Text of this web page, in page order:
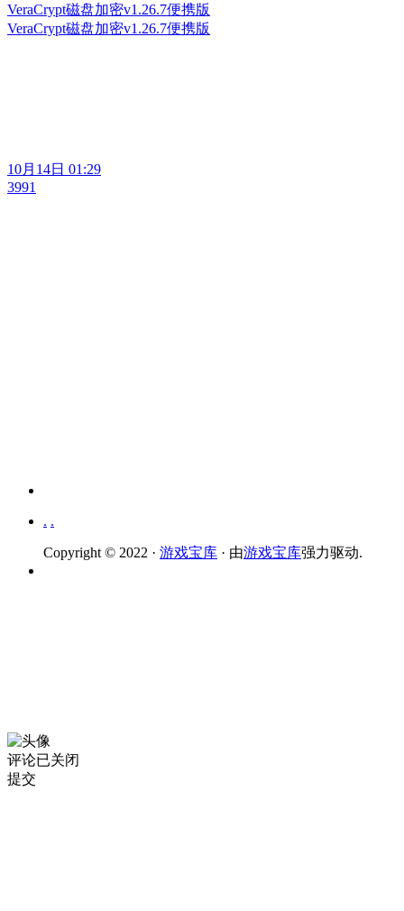
VeraCrypt磁盘加密v1.26.7便携版
VeraCrypt磁盘加密v1.26.7便携版
10月14日 01:29
3991
. .
Copyright © 2022 · 游戏宝库 · 由游戏宝库强力驱动.
评论已关闭
提交